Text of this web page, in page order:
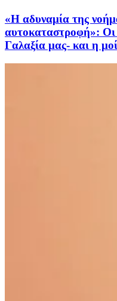
«Η αδυναμία της
αυτοκαταστροφή»: Οι
Γαλαξία μας- και η